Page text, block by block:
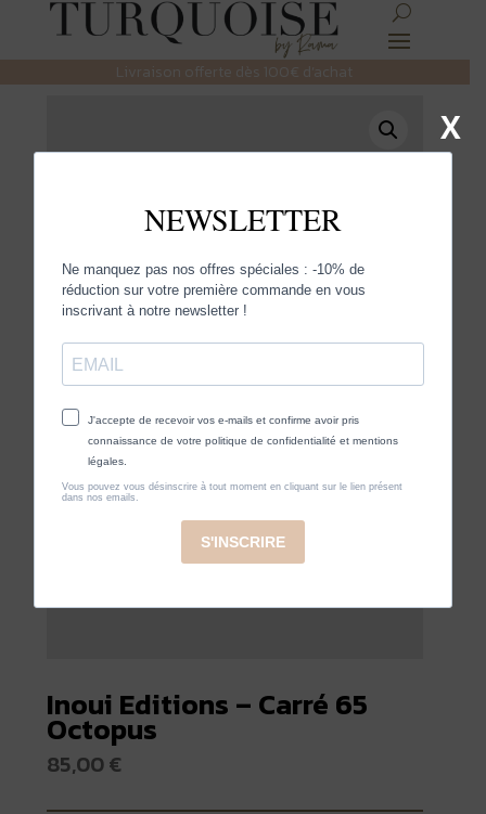
Livraison offerte dès 100€ d’achat
Inoui Editions – Carré 65
Octopus
85,00€
X